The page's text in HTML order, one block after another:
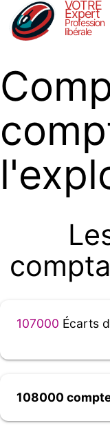
VOTRE
Expert
Profession
libérale
107000 Écarts
108000